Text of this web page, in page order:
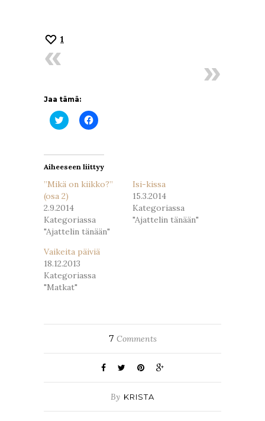
1
Jaa tämä:
Jaa
Twitterissä(Avautuu
Jaa
Facebookissa(Avautuu
Aiheeseen liittyy
”Mikä on kiikko?”
(osa 2)
2.9.2014
Kategoriassa
"Ajattelin tänään"
Isi-kissa
15.3.2014
Kategoriassa
"Ajattelin tänään"
Vaikeita päiviä
18.12.2013
Kategoriassa
"Matkat"
7 Comments
By KRISTA